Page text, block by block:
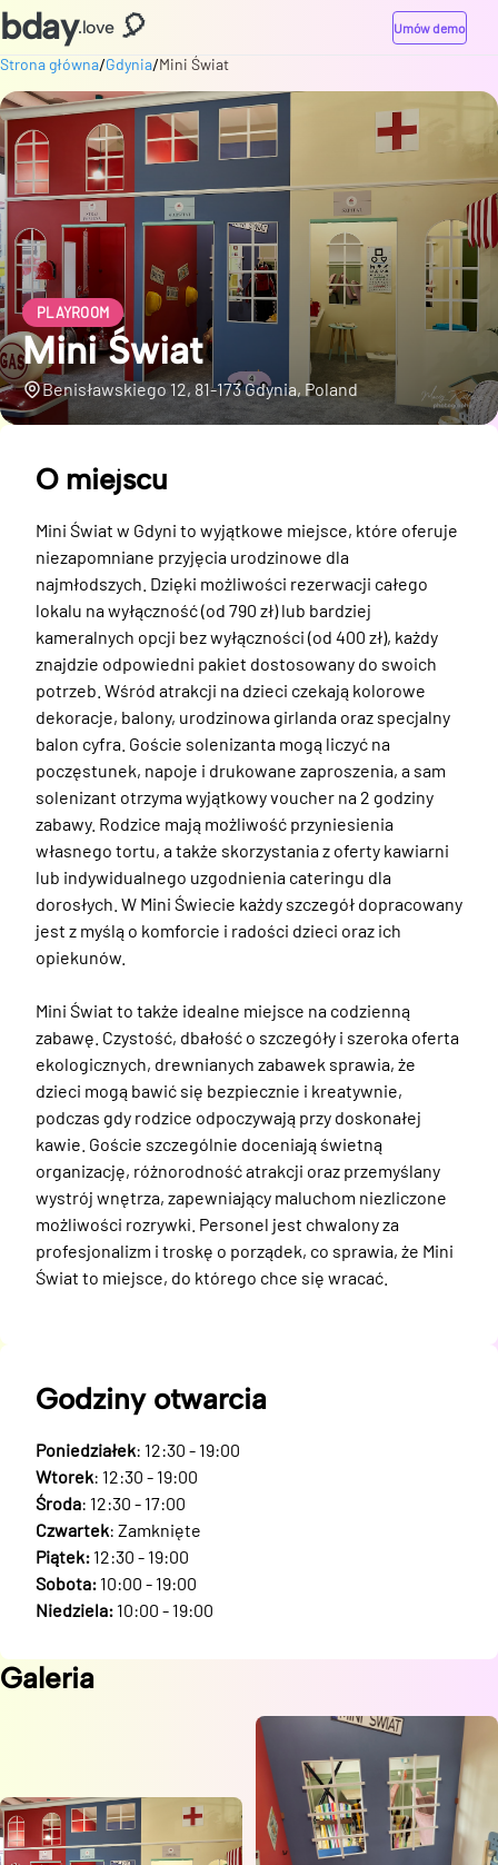
bday.love 🎈 Umów demo
Strona główna/Gdynia/Mini Świat
PLAYROOM
Mini Świat
Benisławskiego 12, 81-173 Gdynia, Poland
O miejscu
Mini Świat w Gdyni to wyjątkowe miejsce, które oferuje
niezapomniane przyjęcia urodzinowe dla
najmłodszych. Dzięki możliwości rezerwacji całego
lokalu na wyłączność (od 790 zł) lub bardziej
kameralnych opcji bez wyłączności (od 400 zł), każdy
znajdzie odpowiedni pakiet dostosowany do swoich
potrzeb. Wśród atrakcji na dzieci czekają kolorowe
dekoracje, balony, urodzinowa girlanda oraz specjalny
balon cyfra. Goście solenizanta mogą liczyć na
poczęstunek, napoje i drukowane zaproszenia, a sam
solenizant otrzyma wyjątkowy voucher na 2 godziny
zabawy. Rodzice mają możliwość przyniesienia
własnego tortu, a także skorzystania z oferty kawiarni
lub indywidualnego uzgodnienia cateringu dla
dorosłych. W Mini Świecie każdy szczegół dopracowany
jest z myślą o komforcie i radości dzieci oraz ich
opiekunów.
Mini Świat to także idealne miejsce na codzienną
zabawę. Czystość, dbałość o szczegóły i szeroka oferta
ekologicznych, drewnianych zabawek sprawia, że
dzieci mogą bawić się bezpiecznie i kreatywnie,
podczas gdy rodzice odpoczywają przy doskonałej
kawie. Goście szczególnie doceniają świetną
organizację, różnorodność atrakcji oraz przemyślany
wystrój wnętrza, zapewniający maluchom niezliczone
możliwości rozrywki. Personel jest chwalony za
profesjonalizm i troskę o porządek, co sprawia, że Mini
Świat to miejsce, do którego chce się wracać.
Godziny otwarcia
Poniedziałek: 12:30 - 19:00
Wtorek: 12:30 - 19:00
Środa: 12:30 - 17:00
Czwartek: Zamknięte
Piątek: 12:30 - 19:00
Sobota: 10:00 - 19:00
Niedziela: 10:00 - 19:00
Galeria